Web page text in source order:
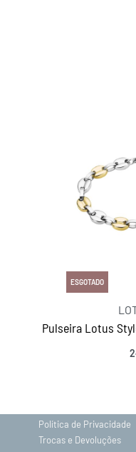
ESGOTADO
Pulseira Lotus
Política de Privacidade
Trocas e Devoluções